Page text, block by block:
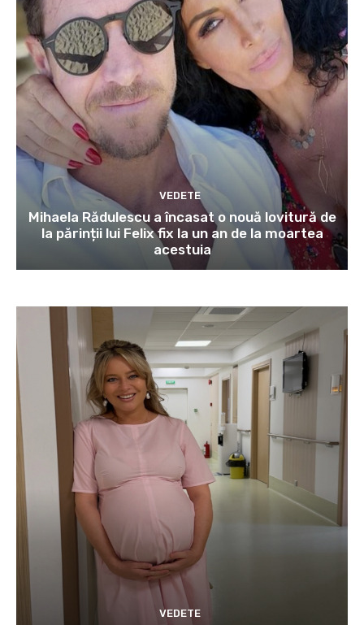
VEDETE
Mihaela Rădulescu a încasat o nouă lovitură de
la părinții lui Felix fix la un an de la moartea
acestuia
VEDETE